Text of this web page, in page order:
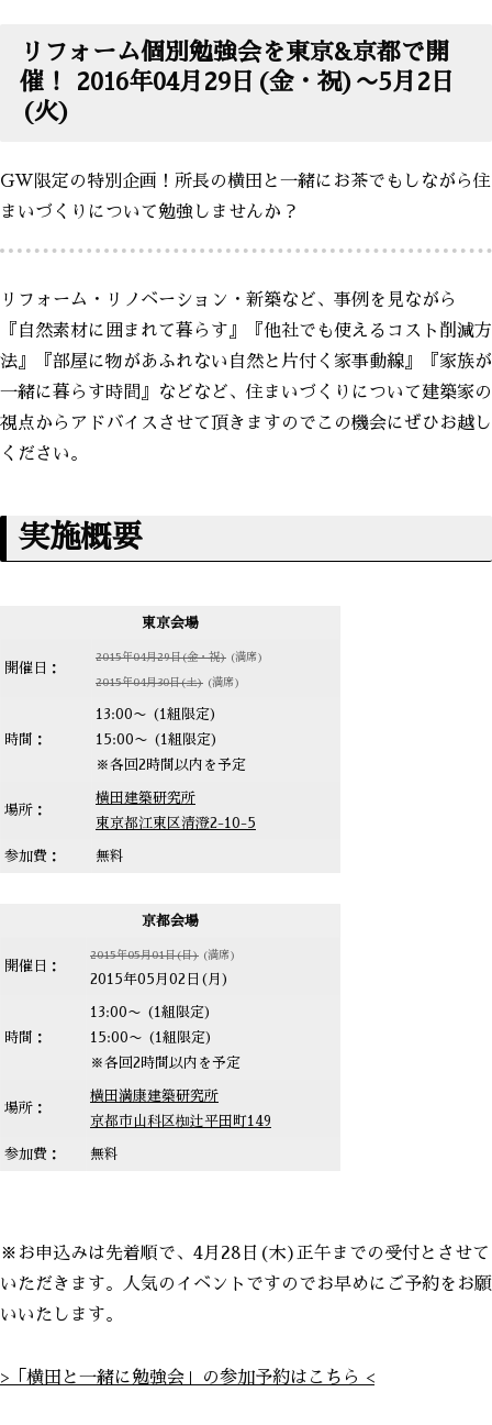
リフォーム個別勉強会を東京&京都で開
催！ 2016年04月29日(金・祝)〜5月2日
(火)
GW限定の特別企画！所長の横田と一緒にお茶でもしながら住
まいづくりについて勉強しませんか？
リフォーム・リノベーション・新築など、事例を見ながら
『自然素材に囲まれて暮らす』『他社でも使えるコスト削減方
法』『部屋に物があふれない自然と片付く家事動線』『家族が
一緒に暮らす時間』などなど、住まいづくりについて建築家の
視点からアドバイスさせて頂きますのでこの機会にぜひお越し
ください。
実施概要
東京会場
開催日：
2015年04月29日(金・祝) (満席)
2015年04月30日(土) (満席)
時間：
13:00〜 (1組限定)
15:00〜 (1組限定)
※各回2時間以内を予定
場所：
横田建築研究所
東京都江東区清澄2-10-5
参加費： 無料
京都会場
開催日：
2015年05月01日(日) (満席)
2015年05月02日(月)
時間：
13:00〜 (1組限定)
15:00〜 (1組限定)
※各回2時間以内を予定
場所：
横田満康建築研究所
京都市山科区椥辻平田町149
参加費： 無料
※お申込みは先着順で、4月28日(木)正午までの受付とさせて
いただきます。人気のイベントですのでお早めにご予約をお願
いいたします。
>「横田と一緒に勉強会」の参加予約はこちら <